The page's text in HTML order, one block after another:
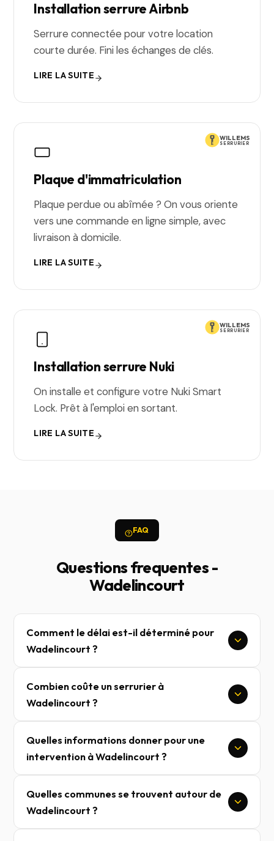
Installation serrure Airbnb
Serrure connectée pour votre location
courte durée. Fini les échanges de clés.
LIRE LA SUITE
WILLEMS
SERRURIER
Plaque d'immatriculation
Plaque perdue ou abîmée ? On vous oriente
vers une commande en ligne simple, avec
livraison à domicile.
LIRE LA SUITE
WILLEMS
SERRURIER
Installation serrure Nuki
On installe et configure votre Nuki Smart
Lock. Prêt à l'emploi en sortant.
LIRE LA SUITE
FAQ
Questions frequentes -
Wadelincourt
Comment le délai est-il déterminé pour
Wadelincourt ?
Combien coûte un serrurier à
Wadelincourt ?
Quelles informations donner pour une
intervention à Wadelincourt ?
Quelles communes se trouvent autour de
Wadelincourt ?